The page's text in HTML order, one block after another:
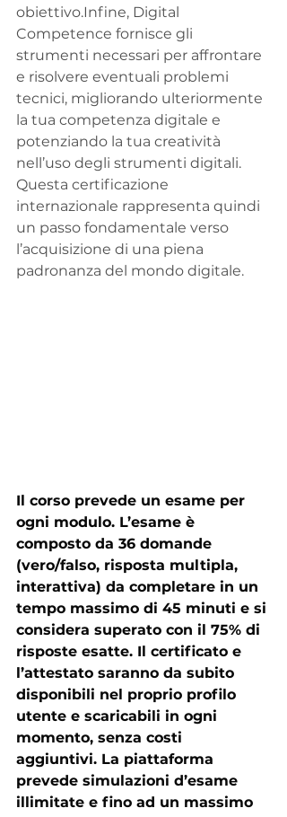
obiettivo.Infine, Digital
Competence fornisce gli
strumenti necessari per affrontare
e risolvere eventuali problemi
tecnici, migliorando ulteriormente
la tua competenza digitale e
potenziando la tua creatività
nell’uso degli strumenti digitali.
Questa certificazione
internazionale rappresenta quindi
un passo fondamentale verso
l’acquisizione di una piena
padronanza del mondo digitale.
Il corso prevede un esame per
ogni modulo. L’esame è
composto da 36 domande
(vero/falso, risposta multipla,
interattiva) da completare in un
tempo massimo di 45 minuti e si
considera superato con il 75% di
risposte esatte. Il certificato e
l’attestato saranno da subito
disponibili nel proprio profilo
utente e scaricabili in ogni
momento, senza costi
aggiuntivi. La piattaforma
prevede simulazioni d’esame
illimitate e fino ad un massimo